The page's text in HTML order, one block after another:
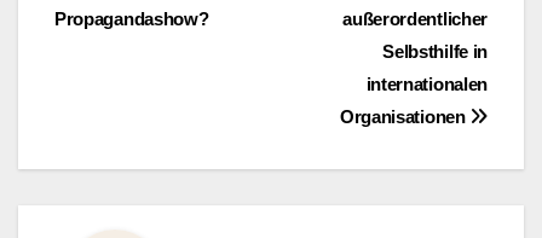
außerordentlicher
Selbsthilfe in
internationalen
Organisationen
Propagandashow?